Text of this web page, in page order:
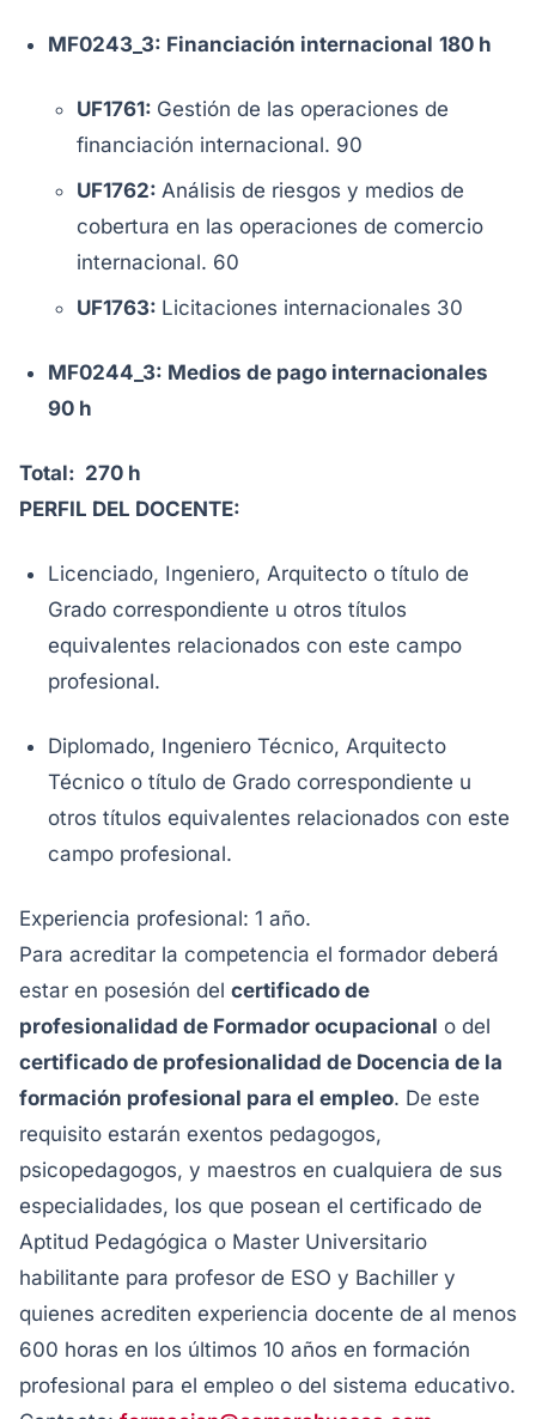
MF0243_3: Financiación internacional 180 h
UF1761: Gestión de las operaciones de
financiación internacional. 90
UF1762: Análisis de riesgos y medios de
cobertura en las operaciones de comercio
internacional. 60
UF1763: Licitaciones internacionales 30
MF0244_3: Medios de pago internacionales
90 h
Total: 270 h
PERFIL DEL DOCENTE:
Licenciado, Ingeniero, Arquitecto o título de
Grado correspondiente u otros títulos
equivalentes relacionados con este campo
profesional.
Diplomado, Ingeniero Técnico, Arquitecto
Técnico o título de Grado correspondiente u
otros títulos equivalentes relacionados con este
campo profesional.
Experiencia profesional: 1 año.
Para acreditar la competencia el formador deberá
estar en posesión del certificado de
profesionalidad de Formador ocupacional o del
certificado de profesionalidad de Docencia de la
formación profesional para el empleo. De este
requisito estarán exentos pedagogos,
psicopedagogos, y maestros en cualquiera de sus
especialidades, los que posean el certificado de
Aptitud Pedagógica o Master Universitario
habilitante para profesor de ESO y Bachiller y
quienes acrediten experiencia docente de al menos
600 horas en los últimos 10 años en formación
profesional para el empleo o del sistema educativo.